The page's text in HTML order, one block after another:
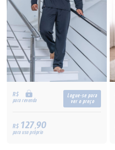
R$
para revenda
Logue-se para
ver o preço
R$127,90
para uso próprio